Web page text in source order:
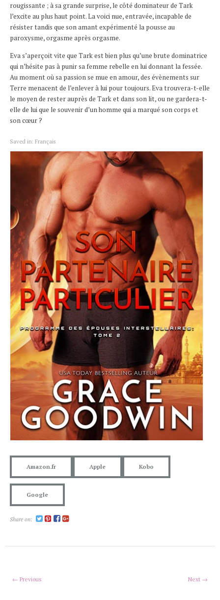
rougissante ; à sa grande surprise, le côté dominateur de Tark
l’excite au plus haut point. La voici nue, entravée, incapable de
résister tandis que son amant expérimenté la pousse au
paroxysme, orgasme après orgasme.
Eva s’aperçoit vite que Tark est bien plus qu’une brute dominatrice
qui n’hésite pas à punir sa femme rebelle en lui donnant la fessée.
Au moment où sa passion se mue en amour, des évènements sur
Terre menacent de l’enlever à lui pour toujours. Eva trouvera-t-elle
le moyen de rester auprès de Tark et dans son lit, ou ne gardera-t-
elle de lui que le souvenir d’un homme qui a marqué son corps et
son cœur ?
Saved in: Français
Amazon.fr Apple Kobo
Google
Share on:
Next →
← Previous